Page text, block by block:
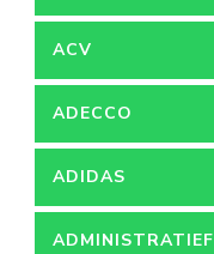
ACV
ADECCO
ADIDAS
ADMINISTRATIEF